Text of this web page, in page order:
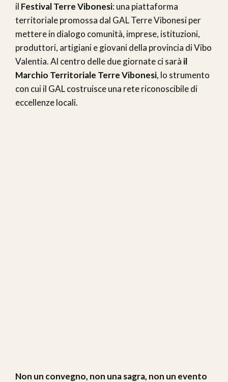
il Festival Terre Vibonesi: una piattaforma
territoriale promossa dal GAL Terre Vibonesi per
mettere in dialogo comunità, imprese, istituzioni,
produttori, artigiani e giovani della provincia di Vibo
Valentia. Al centro delle due giornate ci sarà il
Marchio Territoriale Terre Vibonesi, lo strumento
con cui il GAL costruisce una rete riconoscibile di
eccellenze locali.
Non un convegno, non una sagra, non un evento